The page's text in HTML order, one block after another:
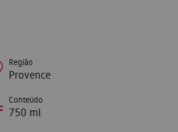
Região
Provence
Conteúdo
750 ml